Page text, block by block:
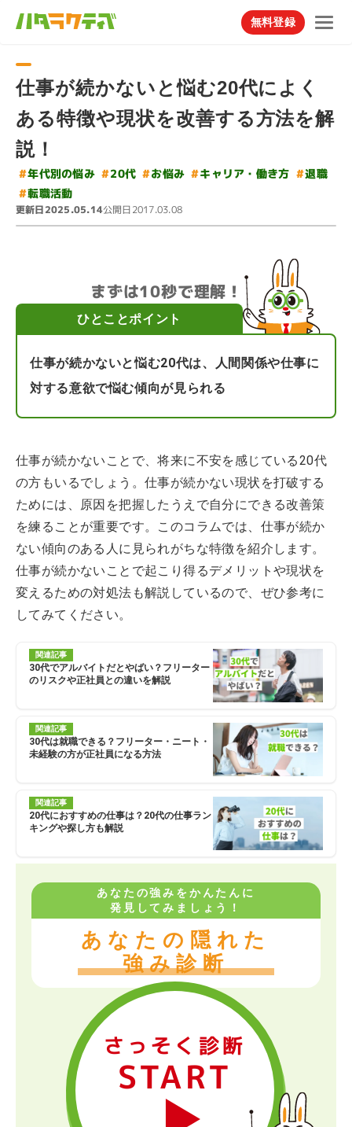
無料登録
仕事が続かないと悩む20代によく
ある特徴や現状を改善する方法を解
説！
#年代別の悩み #20代 #お悩み #キャリア・働き方 #退職
#転職活動
更新日2025.05.14公開日2017.03.08
まずは10秒で理解！
ひとことポイント
仕事が続かないと悩む20代は、人間関係や仕事に
対する意欲で悩む傾向が見られる
仕事が続かないことで、将来に不安を感じている20代
の方もいるでしょう。仕事が続かない現状を打破する
ためには、原因を把握したうえで自分にできる改善策
を練ることが重要です。このコラムでは、仕事が続か
ない傾向のある人に見られがちな特徴を紹介します。
仕事が続かないことで起こり得るデメリットや現状を
変えるための対処法も解説しているので、ぜひ参考に
してみてください。
関連記事
30代でアルバイトだとやばい？フリーター
のリスクや正社員との違いを解説
関連記事
30代は就職できる？フリーター・ニート・
未経験の方が正社員になる方法
関連記事
20代におすすめの仕事は？20代の仕事ラン
キングや探し方も解説
あなたの強みをかんたんに
発見してみましょう！
あなたの隠れた
強み診断
さっそく診断
START